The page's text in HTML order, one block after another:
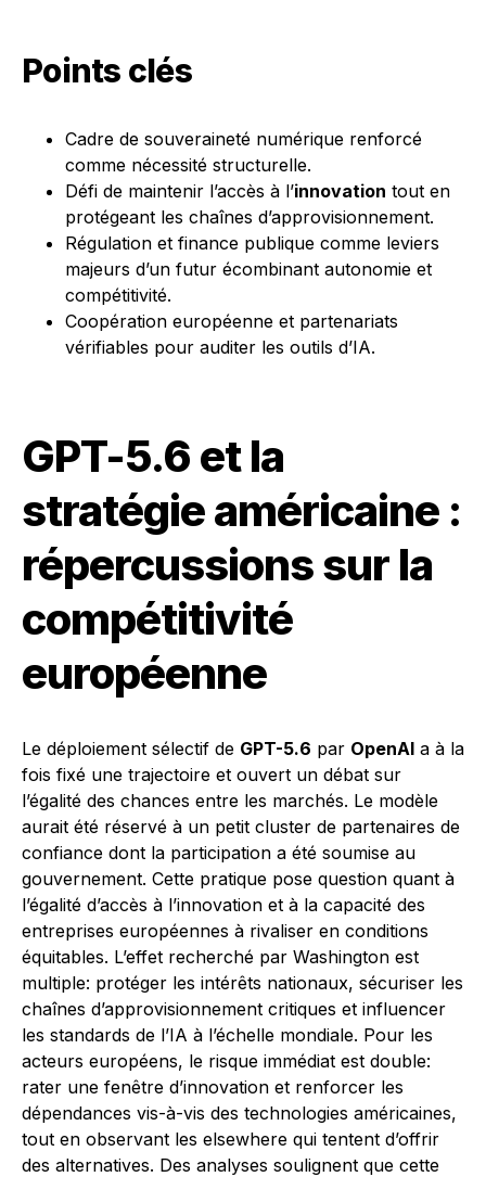
Points clés
Cadre de souveraineté numérique renforcé
comme nécessité structurelle.
Défi de maintenir l’accès à l’innovation tout en
protégeant les chaînes d’approvisionnement.
Régulation et finance publique comme leviers
majeurs d’un futur écombinant autonomie et
compétitivité.
Coopération européenne et partenariats
vérifiables pour auditer les outils d’IA.
GPT-5.6 et la
stratégie américaine :
répercussions sur la
compétitivité
européenne
Le déploiement sélectif de GPT-5.6 par OpenAI a à la
fois fixé une trajectoire et ouvert un débat sur
l’égalité des chances entre les marchés. Le modèle
aurait été réservé à un petit cluster de partenaires de
confiance dont la participation a été soumise au
gouvernement. Cette pratique pose question quant à
l’égalité d’accès à l’innovation et à la capacité des
entreprises européennes à rivaliser en conditions
équitables. L’effet recherché par Washington est
multiple: protéger les intérêts nationaux, sécuriser les
chaînes d’approvisionnement critiques et influencer
les standards de l’IA à l’échelle mondiale. Pour les
acteurs européens, le risque immédiat est double:
rater une fenêtre d’innovation et renforcer les
dépendances vis-à-vis des technologies américaines,
tout en observant les elsewhere qui tentent d’offrir
des alternatives. Des analyses soulignent que cette